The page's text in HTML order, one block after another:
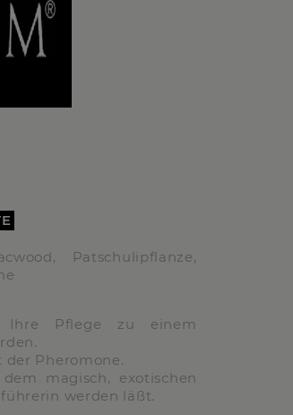
Patschulipflanze,
Pflege zu einem
der Pheromone.
magisch, exotischen
werden läßt.